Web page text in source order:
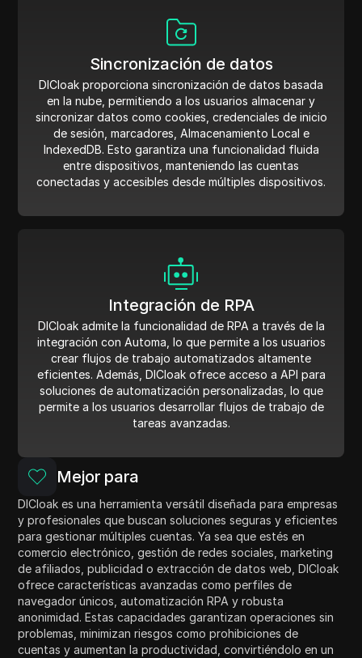
Sincronización de datos
DICloak proporciona sincronización de datos basada
en la nube, permitiendo a los usuarios almacenar y
sincronizar datos como cookies, credenciales de inicio
de sesión, marcadores, Almacenamiento Local e
IndexedDB. Esto garantiza una funcionalidad fluida
entre dispositivos, manteniendo las cuentas
conectadas y accesibles desde múltiples dispositivos.
Integración de RPA
DICloak admite la funcionalidad de RPA a través de la
integración con Automa, lo que permite a los usuarios
crear flujos de trabajo automatizados altamente
eficientes. Además, DICloak ofrece acceso a API para
soluciones de automatización personalizadas, lo que
permite a los usuarios desarrollar flujos de trabajo de
tareas avanzadas.
Mejor para
DICloak es una herramienta versátil diseñada para empresas
y profesionales que buscan soluciones seguras y eficientes
para gestionar múltiples cuentas. Ya sea que estés en
comercio electrónico, gestión de redes sociales, marketing
de afiliados, publicidad o extracción de datos web, DICloak
ofrece características avanzadas como perfiles de
navegador únicos, automatización RPA y robusta
anonimidad. Estas capacidades garantizan operaciones sin
problemas, minimizan riesgos como prohibiciones de
cuentas y aumentan la productividad, convirtiéndolo en un